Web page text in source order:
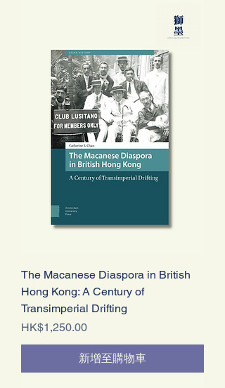
The Macanese Diaspora in British
Hong Kong: A Century of
Transimperial Drifting
價格
HK$1,250.00
新增至購物車